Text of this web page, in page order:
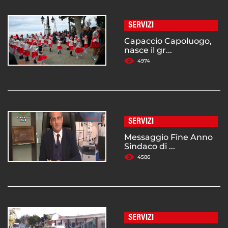
SERVIZI
Capaccio Capoluogo,
nasce il gr...
4974
SERVIZI
Messaggio Fine Anno
Sindaco di ...
4586
SERVIZI